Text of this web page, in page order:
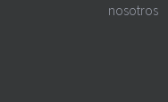
nosotros